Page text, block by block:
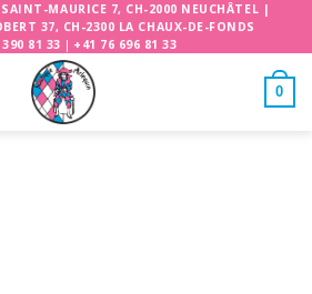
SAINT-MAURICE 7, CH-2000 NEUCHÂTEL |
37, CH-2300 LA CHAUX-DE-FONDS
81 33 | +41 76 696 81 33
0